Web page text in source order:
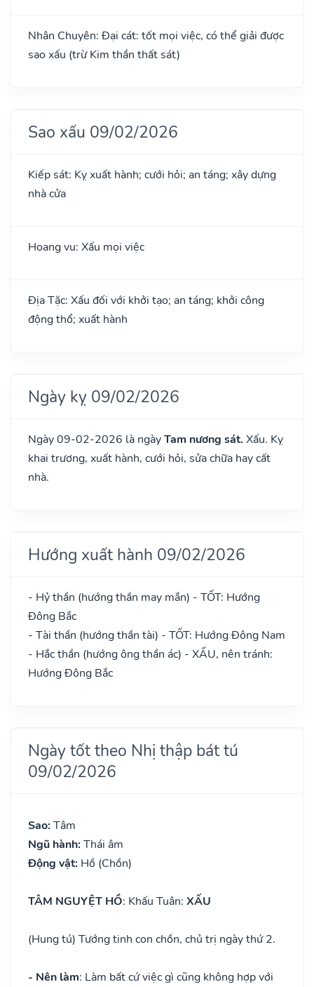
Nhân Chuyên: Đại cát: tốt mọi việc, có thể giải được
sao xấu (trừ Kim thần thất sát)
Sao xấu 09/02/2026
Kiếp sát: Kỵ xuất hành; cưới hỏi; an táng; xây dựng
nhà cửa
Hoang vu: Xấu mọi việc
Địa Tặc: Xấu đối với khởi tạo; an táng; khởi công
động thổ; xuất hành
Ngày kỵ 09/02/2026
Ngày 09-02-2026 là ngàyTam nương sát. Xấu. Kỵ
khai trương, xuất hành, cưới hỏi, sửa chữa hay cất
nhà.
Hướng xuất hành 09/02/2026
- Hỷ thần (hướng thần may mắn) - TỐT: Hướng
Đông Bắc
- Tài thần (hướng thần tài) - TỐT: Hướng Đông Nam
- Hắc thần (hướng ông thần ác) - XẤU, nên tránh:
Hướng Đông Bắc
Ngày tốt theo Nhị thập bát tú
09/02/2026
Sao: Tâm
Ngũ hành: Thái âm
Động vật: Hồ (Chồn)
TÂM NGUYỆT HỒ: Khấu Tuân: XẤU
(Hung tú) Tướng tinh con chồn, chủ trị ngày thứ 2.
- Nên làm: Làm bất cứ việc gì cũng không hợp với